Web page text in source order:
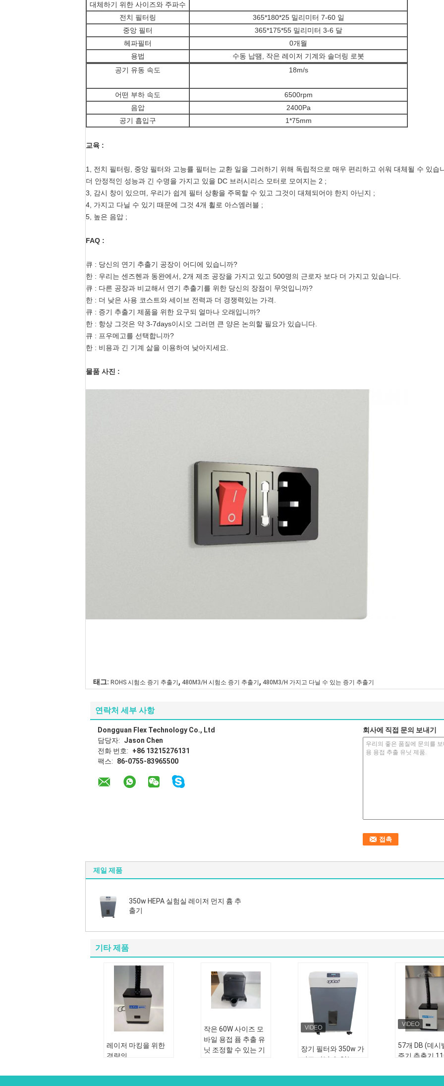
대체하기 위한 사이즈와 주파수
전치 필터링
365*180*25 밀리미터 7-60 일
중앙 필터
365*175*55 밀리미터 3-6 달
헤파필터
0개월
용법
수동 납땜, 작은 레이저 기계와 솔더링 로봇
공기 유동 속도
18m/s
어떤 부하 속도
6500rpm
음압
2400Pa
공기 흡입구
1*75mm
교육 :
1, 전치 필터링, 중앙 필터와 고능률 필터는 교환 일을 그러하기 위해 독립적으로 매우 편리하고 쉬워 대체될 수 있습
더 안정적인 성능과 긴 수명을 가지고 있을 DC 브러시리스 모터로 모여지는 2 ;
3, 감시 창이 있으며, 우리가 쉽게 필터 상황을 주목할 수 있고 그것이 대체되어야 한지 아닌지 ;
4, 가지고 다닐 수 있기 때문에 그것 4개 휠로 아스엠러블 ;
5, 높은 음압 ;
FAQ :
큐 : 당신의 연기 추출기 공장이 어디에 있습니까?
한 : 우리는 센즈헨과 동완에서, 2개 제조 공장을 가지고 있고 500명의 근로자 보다 더 가지고 있습니다.
큐 : 다른 공장과 비교해서 연기 추출기를 위한 당신의 장점이 무엇입니까?
한 : 더 낮은 사용 코스트와 세이브 전력과 더 경쟁력있는 가격.
큐 : 증기 추출기 제품을 위한 요구되 얼마나 오래입니까?
한 : 항상 그것은 약 3-7days이시오 그러면 큰 양은 논의할 필요가 있습니다.
큐 : 프우메고를 선택합니까?
한 : 비용과 긴 기계 삶을 이용하여 낮아지세요.
물품 사진 :
태그: ROHS 시험소 증기 추출기 , 480M3/H 시험소 증기 추출기 , 480M3/H 가지고 다닐 수 있는 증기 추출기
연락처 세부 사항
Dongguan Flex Technology Co., Ltd
담당자:
Jason Chen
전화 번호:
+86 13215276131
팩스:
86-0755-83965500
회사에 직접 문의 보내기
제일 제품
350w HEPA 실험실 레이저 먼지 흄 추
출기
기타 제품
레이저 마킹을 위한
경량의
험소 증기 추출기
작은 60W 사이즈 모
바일 용접 퓸 추출 유
닛 조정할 수 있는 기
장기 필터와 350w 가
지고 다닐 수 있는
57개 DB (데시
증기 추출기
정신병자 프레